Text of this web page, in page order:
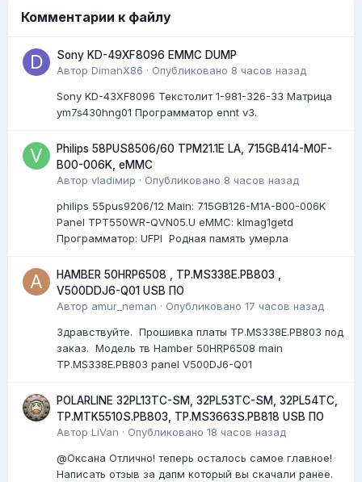
Комментарии к файлу
Sony KD-49XF8096 EMMC DUMP
Автор DimanX86 · Опубликовано 8 часов назад
Sony KD-43XF8096 Текстолит 1-981-326-33 Матрица
ym7s430hng01 Программатор ennt v3.
Philips 58PUS8506/60 TPM21.1E LA, 715GB414-M0F-
B00-006K, eMMC
Автор vladiмир · Опубликовано 8 часов назад
philips 55pus9206/12 Мain: 715GB126-M1A-B00-006K
Panel TPT550WR-QVN05.U eMMC: klmag1getd
Программатор: UFPI Родная память умерла
HAMBER 50HRP6508 , TP.MS338E.PB803 ,
V500DDJ6-Q01 USB ПО
Автор amur_neman · Опубликовано 17 часов назад
Здравствуйте. Прошивка платы TP.MS338E.PB803 под
заказ. Модель тв Hamber 50HRP6508 main
TP.MS338E.PB803 panel V500DJ6-Q01
POLARLINE 32PL13TC-SM, 32PL53TC-SM, 32PL54TC,
TP.MTK5510S.PB803, TP.MS3663S.PB818 USB ПО
Автор LiVan · Опубликовано 18 часов назад
@Оксана Отлично! теперь осталось самое главное!
Написать отзыв за дапм который вы скачали ранее.